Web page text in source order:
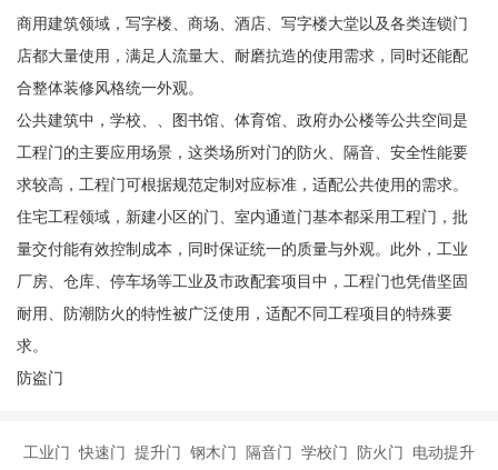
商用建筑领域，写字楼、商场、酒店、写字楼大堂以及各类连锁门
店都大量使用，满足人流量大、耐磨抗造的使用需求，同时还能配
合整体装修风格统一外观。
公共建筑中，学校、、图书馆、体育馆、政府办公楼等公共空间是
工程门的主要应用场景，这类场所对门的防火、隔音、安全性能要
求较高，工程门可根据规范定制对应标准，适配公共使用的需求。
住宅工程领域，新建小区的门、室内通道门基本都采用工程门，批
量交付能有效控制成本，同时保证统一的质量与外观。此外，工业
厂房、仓库、停车场等工业及市政配套项目中，工程门也凭借坚固
耐用、防潮防火的特性被广泛使用，适配不同工程项目的特殊要
求。
防盗门
工业门 快速门 提升门 钢木门 隔音门 学校门 防火门 电动提升